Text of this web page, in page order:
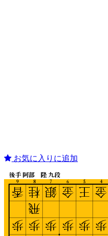
お気に入りに追加
4
5
6
7
8
9
後手 阿部 隆 九段
金
歩
王
歩
金
歩
銀
歩
桂
飛
歩
香
歩